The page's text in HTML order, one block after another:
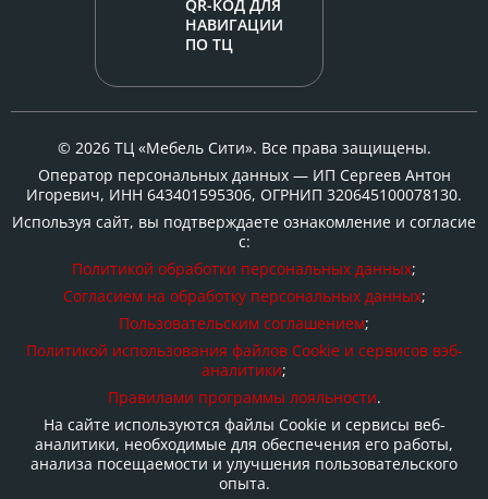
QR-КОД ДЛЯ
НАВИГАЦИИ
ПО ТЦ
© 2026 ТЦ «Мебель Сити». Все права защищены.
Оператор персональных данных — ИП Сергеев Антон
Игоревич, ИНН 643401595306, ОГРНИП 320645100078130.
Используя сайт, вы подтверждаете ознакомление и согласие
с:
Политикой обработки персональных данных;
Согласием на обработку персональных данных;
Пользовательским соглашением;
Политикой использования файлов Cookie и сервисов вэб-
аналитики;
Правилами программы лояльности.
На сайте используются файлы Cookie и сервисы веб-
аналитики, необходимые для обеспечения его работы,
анализа посещаемости и улучшения пользовательского
опыта.